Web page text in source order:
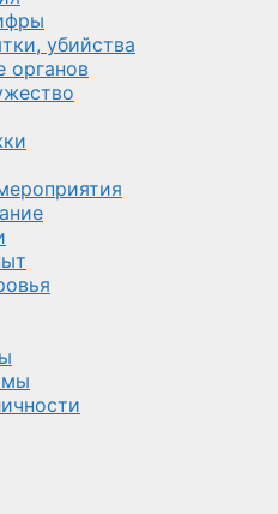
убийства
органов